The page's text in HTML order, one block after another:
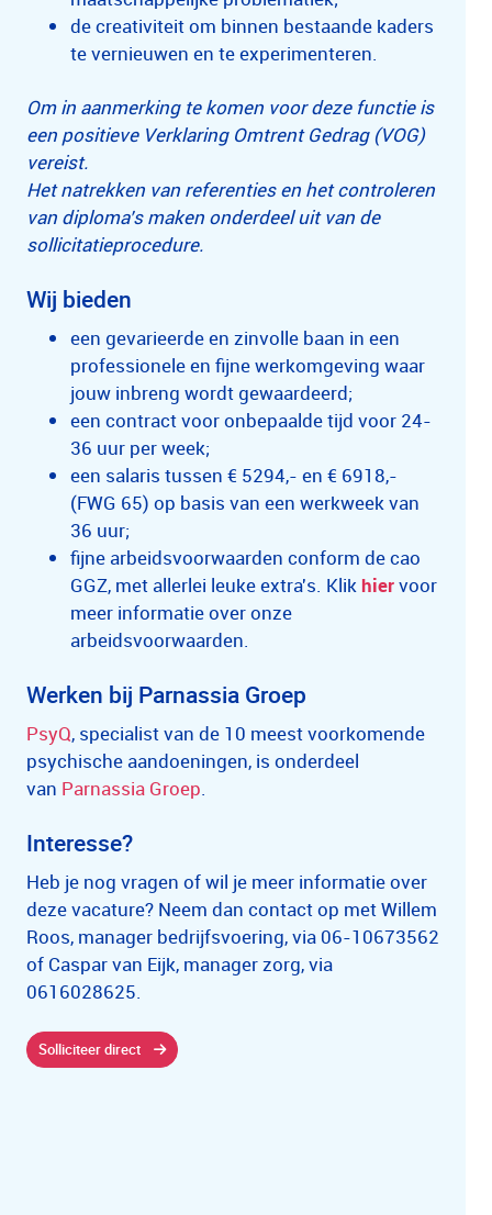
de creativiteit om binnen bestaande kaders
te vernieuwen en te experimenteren.
Om in aanmerking te komen voor deze functie is
een positieve Verklaring Omtrent Gedrag (VOG)
vereist.
Het natrekken van referenties en het controleren
van diploma’s maken onderdeel uit van de
sollicitatieprocedure.
Wij bieden
een gevarieerde en zinvolle baan in een
professionele en fijne werkomgeving waar
jouw inbreng wordt gewaardeerd;
een contract voor onbepaalde tijd voor 24-
36 uur per week;
een salaris tussen € 5294,- en € 6918,-
(FWG 65) op basis van een werkweek van
36 uur;
fijne arbeidsvoorwaarden conform de cao
GGZ, met allerlei leuke extra's. Klikhiervoor
meer informatie over onze
arbeidsvoorwaarden.
Werken bij Parnassia Groep
PsyQ, specialist van de 10 meest voorkomende
psychische aandoeningen, is onderdeel
van Parnassia Groep.
Interesse?
Heb je nog vragen of wil je meer informatie over
deze vacature? Neem dan contact op met Willem
Roos, manager bedrijfsvoering, via 06-10673562
of Caspar van Eijk, manager zorg, via
0616028625.
Solliciteer direct